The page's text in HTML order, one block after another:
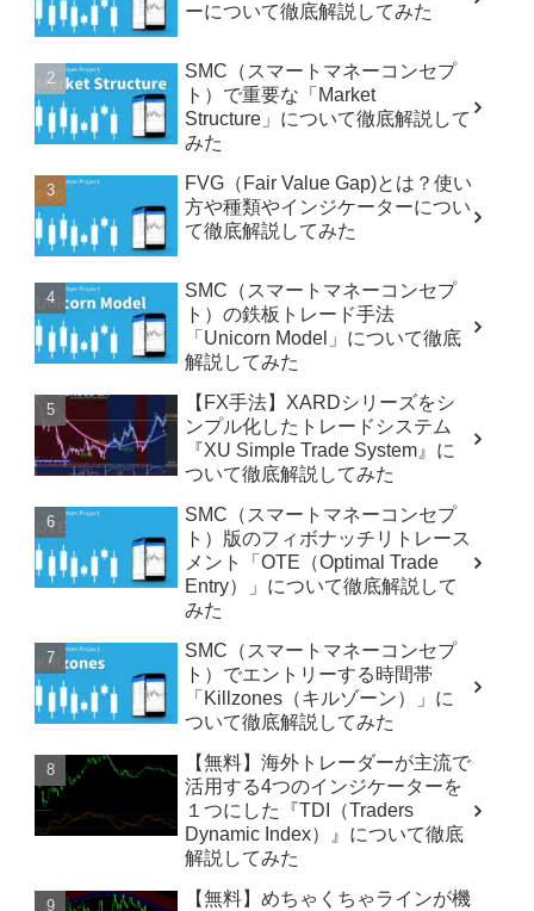
ーについて徹底解説してみた
SMC（スマートマネーコンセプ
ト）で重要な「Market
Structure」について徹底解説して
みた
FVG（Fair Value Gap)とは？使い
方や種類やインジケーターについ
て徹底解説してみた
SMC（スマートマネーコンセプ
ト）の鉄板トレード手法
「Unicorn Model」について徹底
解説してみた
【FX手法】XARDシリーズをシ
ンプル化したトレードシステム
『XU Simple Trade System』に
ついて徹底解説してみた
SMC（スマートマネーコンセプ
ト）版のフィボナッチリトレース
メント「OTE（Optimal Trade
Entry）」について徹底解説して
みた
SMC（スマートマネーコンセプ
ト）でエントリーする時間帯
「Killzones（キルゾーン）」に
ついて徹底解説してみた
【無料】海外トレーダーが主流で
活用する4つのインジケーターを
１つにした『TDI（Traders
Dynamic Index）』について徹底
解説してみた
【無料】めちゃくちゃラインが機